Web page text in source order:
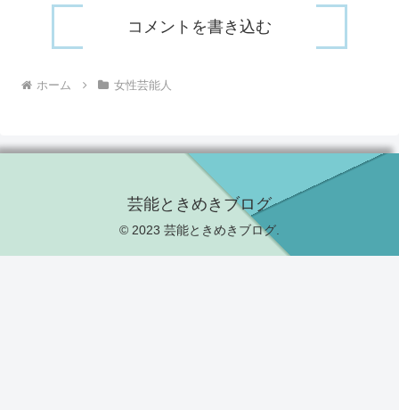
コメントを書き込む
ホーム 女性芸能人
芸能ときめきブログ
© 2023 芸能ときめきブログ.